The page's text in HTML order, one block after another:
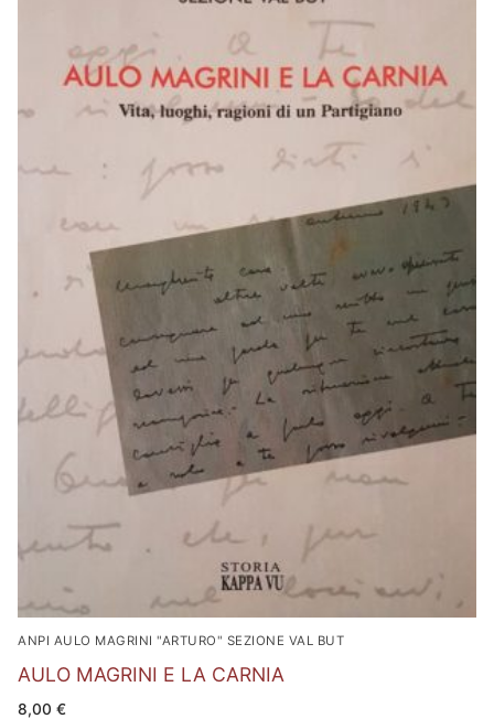
ANPI AULO MAGRINI "ARTURO" SEZIONE VAL BUT
AULO MAGRINI E LA CARNIA
8,00 €